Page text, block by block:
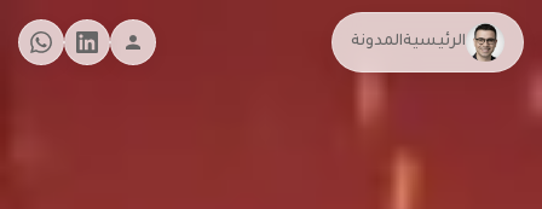
الرئيسيةالمدونة